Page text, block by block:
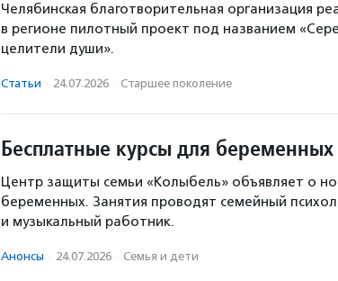
Челябинская благотворительная организация
в регионе пилотный проект под названием
целители души».
Статьи · 24.07.2026 · Старшее поколение
Бесплатные курсы для беременных
Центр защиты семьи «Колыбель» объявляет о
беременных. Занятия проводят семейный
и музыкальный работник.
Анонсы · 24.07.2026 · Семья и дети